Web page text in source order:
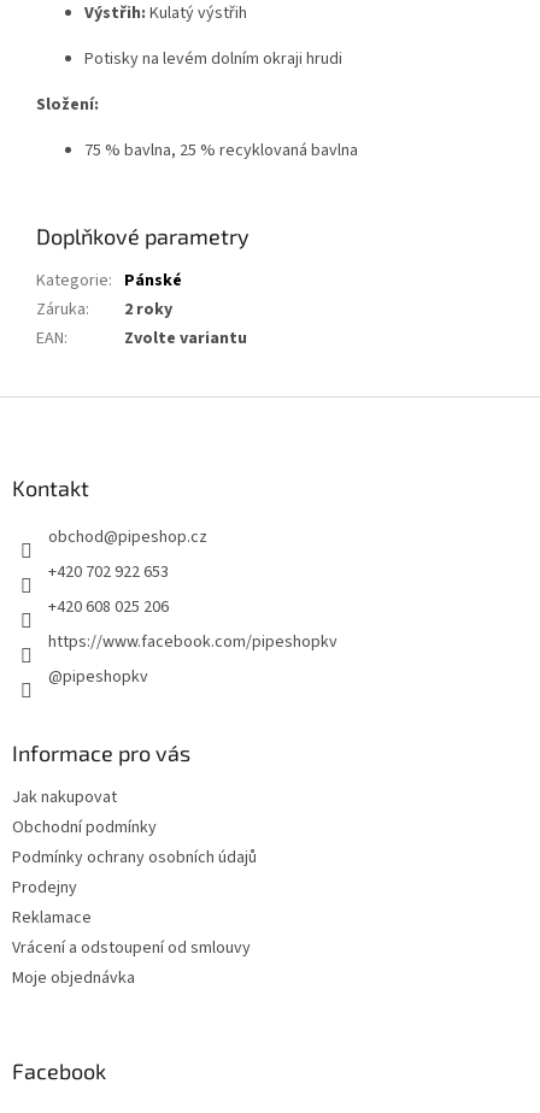
Výstřih: Kulatý výstřih
Potisky na levém dolním okraji hrudi
Složení:
75 % bavlna, 25 % recyklovaná bavlna
Doplňkové parametry
Kategorie: Pánské
Záruka:
2 roky
EAN: Zvolte variantu
Kontakt
obchod@pipeshop.cz
+420 702 922 653
+420 608 025 206
https://www.facebook.com/pipeshopkv
@pipeshopkv
Informace pro vás
Jak nakupovat
Obchodní podmínky
Podmínky ochrany osobních údajů
Prodejny
Reklamace
Vrácení a odstoupení od smlouvy
Moje objednávka
Facebook